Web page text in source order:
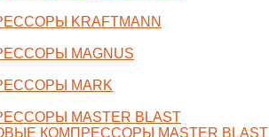
KRAFTMANN
MAGNUS
MARK
MASTER BLAST
КОМПРЕССОРЫ MASTER BLAST